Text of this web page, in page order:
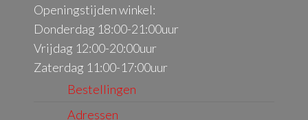
Openingstijden winkel:
Donderdag 18:00-21:00uur
Vrijdag 12:00-20:00uur
Zaterdag 11:00-17:00uur
Bestellingen
Adressen